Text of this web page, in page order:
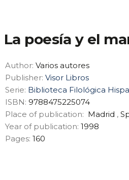
La poesía y el
Author: Varios autores
Publisher: Visor Libros
Serie: Biblioteca Filológica
ISBN: 9788475225074
Place of publication: Madrid ,
Year of publication: 1998
Pages: 160